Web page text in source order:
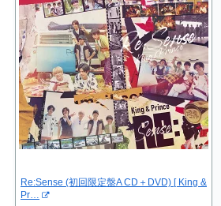
Re:Sense (初回限定盤A CD＋DVD) [ King &
Pr…